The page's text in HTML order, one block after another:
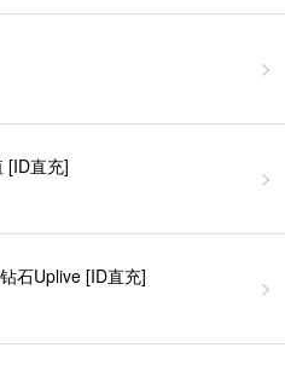
[ID直充]
石Uplive [ID直充]